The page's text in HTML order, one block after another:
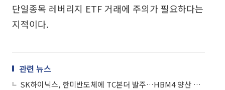
단일종목 레버리지 ETF 거래에 주의가 필요하다는
지적이다.
관련 뉴스
SK하이닉스, 한미반도체에 TC본더 발주…HBM4 양산 확대 속도